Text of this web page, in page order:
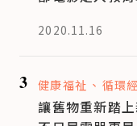
2020.11.16
3 健康福祉 循環
讓舊物重新踏